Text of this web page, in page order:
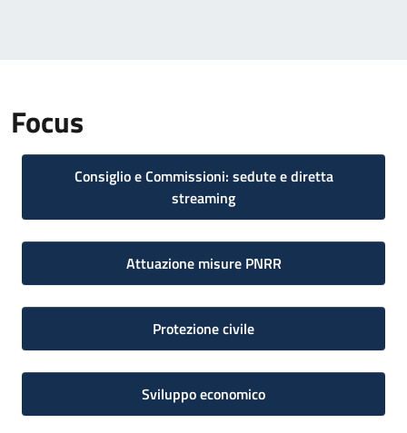
Focus
Consiglio e Commissioni: sedute e diretta
streaming
Attuazione misure PNRR
Protezione civile
Sviluppo economico